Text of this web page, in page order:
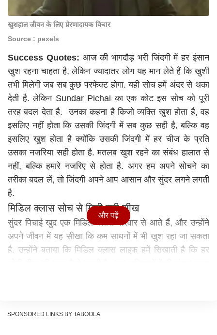
खुशहाल जीवन के लिए प्रेरणादायक विचार
Source : pexels
Success Quotes: आज की भागदौड़ भरी जिंदगी में हर इंसान
खुश रहना चाहता है, लेकिन ज्यादातर लोग यह मान लेते हैं कि खुशी
तभी मिलेगी जब सब कुछ परफेक्ट होगा. यही सोच हमें अंदर से थका
देती है. लेकिन Sundar Pichai का एक कोट इस सोच को पूरी
तरह बदल देता है. उनका कहना है किजो व्यक्ति खुश होता है, वह
इसलिए नहीं होता कि उसकी जिंदगी में सब कुछ सही है, बल्कि वह
इसलिए खुश होता है क्योंकि उसकी जिंदगी में हर चीज के प्रति
उसका नजरिया सही होता है. मतलब खुश रहने का संबंध हालात से
नहीं, बल्कि हमारे नजरिए से होता है. अगर हम अपने सोचने का
तरीका बदल लें, तो जिंदगी अपने आप आसान और सुंदर लगने लगती
है.
मिडिल क्लास सोच से मिली बड़ी सीख
सुंदर पिचाई खुद एक मिडिल क्लास परिवार से आते हैं, और उन्होंने
अपने जीवन में यह सीखा कि कम साधनों में भी खुश रहा जा सकता
है. उन्होंने बताया कि मिडिल क्लास लाइफ हमें सिखाती है कि हर
यह भी पढ़ेंःपेस्टिसाइड्स के लगातार संपर्क से बढ़ सकता है
और पढ़ें
SPONSORED LINKS BY TABOOLA